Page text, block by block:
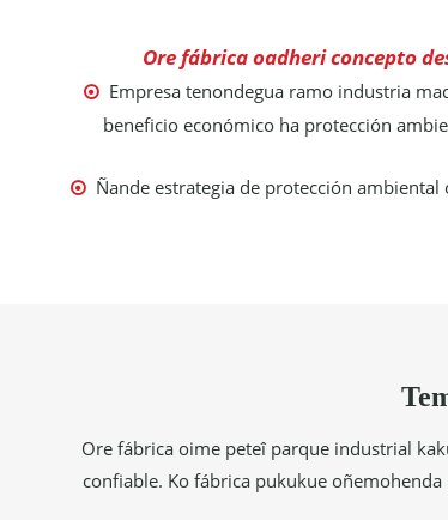
Ore fábrica oadheri concepto
Empresa tenondegua ramo industria
beneficio económico ha protección
 Ñande estrategia de protección
Ore fábrica oime peteî parque industrial
confiable. Ko fábrica pukukue